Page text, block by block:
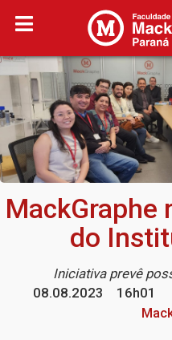
MackGraphe
do
Iniciativa prevê
08.08.2023
16h01